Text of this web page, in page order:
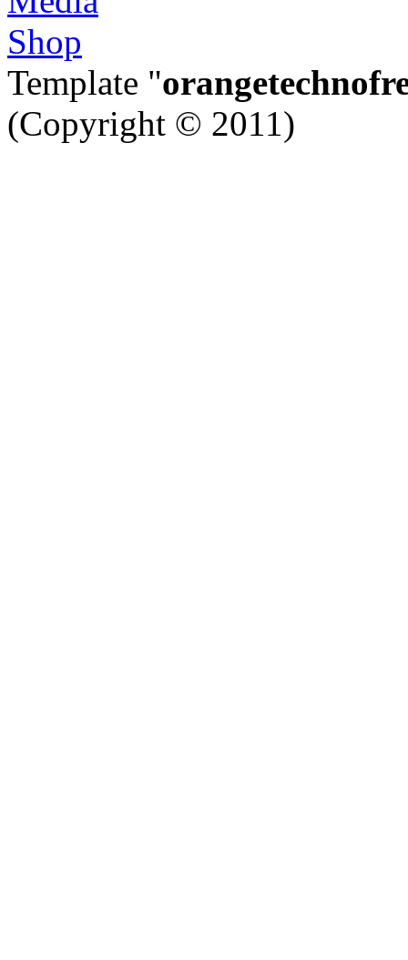
Template "
(Copyright © 2011)